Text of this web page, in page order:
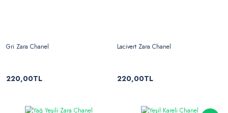
Gri Zara Chanel
220,00TL
Lacivert Zara Chanel
220,00TL